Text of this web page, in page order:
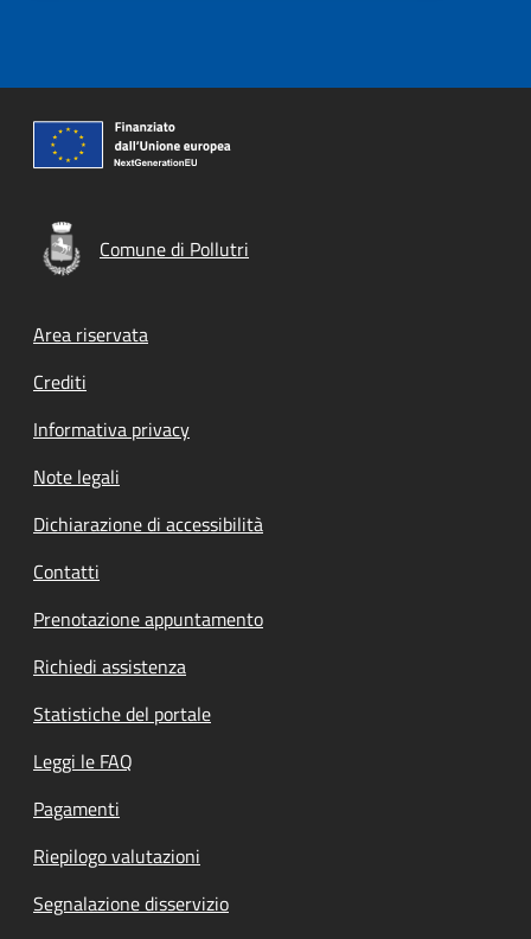
Comune di Pollutri
Footer menu
Area riservata
Crediti
Informativa privacy
Note legali
Dichiarazione di accessibilità
Contatti
Prenotazione appuntamento
Richiedi assistenza
Statistiche del portale
Leggi le FAQ
Pagamenti
Riepilogo valutazioni
Segnalazione disservizio